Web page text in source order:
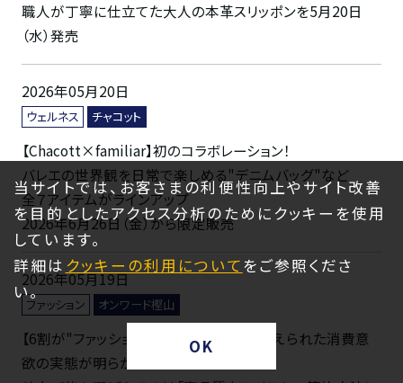
職人が丁寧に仕立てた大人の本革スリッポンを5月20日
（水）発売
2026年05月20日
ウェルネス チャコット
【Chacott×familiar】初のコラボレーション！
バレエの世界観を日常で楽しめる"デニムバッグ"など
全７アイテムがラインアップ
2026年6月26日（金）から限定販売
2026年05月19日
ファッション オンワード樫山
【6割が"ファッションにもっと使いたい"抑えられた消費意
欲の実態が明らかに】
当サイトでは、お客さまの利便性向上やサイト改善
を目的としたアクセス分析のためにクッキーを使用
しています。
詳細は クッキーの利用についてをご参照くださ
い。
OK